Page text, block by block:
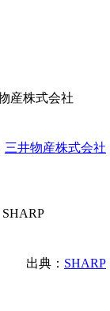
三井物産株式会社
出典： SHARP